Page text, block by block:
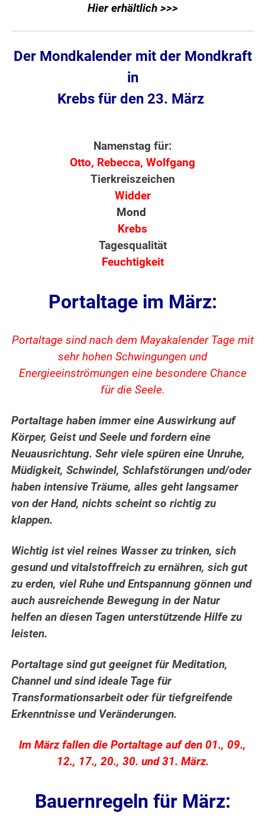
Hier erhältlich >>>
Der Mondkalender mit der Mondkraft
in
Krebs für den 23. März
Namenstag für:
Otto, Rebecca, Wolfgang
Tierkreiszeichen
Widder
Mond
Krebs
Tagesqualität
Feuchtigkeit
Portaltage im März:
Portaltage sind nach dem Mayakalender Tage mit
sehr hohen Schwingungen und
Energieeinströmungen eine besondere Chance
für die Seele.
Portaltage haben immer eine Auswirkung auf
Körper, Geist und Seele und fordern eine
Neuausrichtung. Sehr viele spüren eine Unruhe,
Müdigkeit, Schwindel, Schlafstörungen und/oder
haben intensive Träume, alles geht langsamer
von der Hand, nichts scheint so richtig zu
klappen.
Wichtig ist viel reines Wasser zu trinken, sich
gesund und vitalstoffreich zu ernähren, sich gut
zu erden, viel Ruhe und Entspannung gönnen und
auch ausreichende Bewegung in der Natur
helfen an diesen Tagen unterstützende Hilfe zu
leisten.
Portaltage sind gut geeignet für Meditation,
Channel und sind ideale Tage für
Transformationsarbeit oder für tiefgreifende
Erkenntnisse und Veränderungen.
Im März fallen die Portaltage auf den 01., 09.,
12., 17., 20., 30. und 31. März.
Bauernregeln für März: